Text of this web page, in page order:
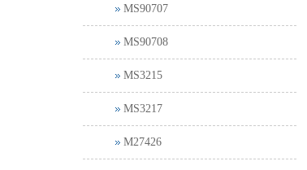
MS90707
MS90708
MS3215
MS3217
M27426